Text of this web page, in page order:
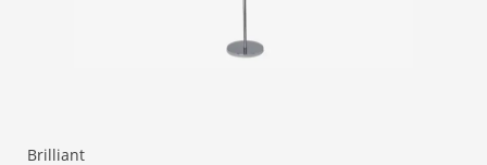
Brilliant